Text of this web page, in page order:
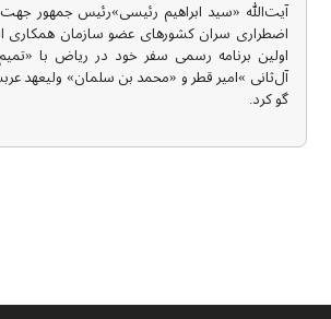
آیت‌الله «سید ابراهیم رئیسی»رئیس
اضطراری سران کشورهای عضو سازمان همکاری
اولین برنامه رسمی سفر خود در ریاض با
آل‌ثانی »امیر قطر و «محمد بن سلمان» ولیعهد
گو کرد.